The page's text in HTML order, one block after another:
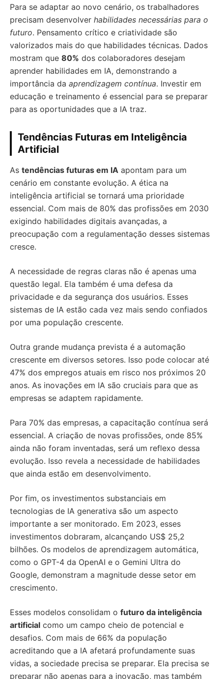
Para se adaptar ao novo cenário, os trabalhadores
precisam desenvolver habilidades necessárias para o
futuro. Pensamento crítico e criatividade são
valorizados mais do que habilidades técnicas. Dados
mostram que 80% dos colaboradores desejam
aprender habilidades em IA, demonstrando a
importância da aprendizagem contínua. Investir em
educação e treinamento é essencial para se preparar
para as oportunidades que a IA traz.
Tendências Futuras em Inteligência
Artificial
As tendências futuras em IA apontam para um
cenário em constante evolução. A ética na
inteligência artificial se tornará uma prioridade
essencial. Com mais de 80% das profissões em 2030
exigindo habilidades digitais avançadas, a
preocupação com a regulamentação desses sistemas
cresce.
A necessidade de regras claras não é apenas uma
questão legal. Ela também é uma defesa da
privacidade e da segurança dos usuários. Esses
sistemas de IA estão cada vez mais sendo confiados
por uma população crescente.
Outra grande mudança prevista é a automação
crescente em diversos setores. Isso pode colocar até
47% dos empregos atuais em risco nos próximos 20
anos. As inovações em IA são cruciais para que as
empresas se adaptem rapidamente.
Para 70% das empresas, a capacitação contínua será
essencial. A criação de novas profissões, onde 85%
ainda não foram inventadas, será um reflexo dessa
evolução. Isso revela a necessidade de habilidades
que ainda estão em desenvolvimento.
Por fim, os investimentos substanciais em
tecnologias de IA generativa são um aspecto
importante a ser monitorado. Em 2023, esses
investimentos dobraram, alcançando US$ 25,2
bilhões. Os modelos de aprendizagem automática,
como o GPT-4 da OpenAI e o Gemini Ultra do
Google, demonstram a magnitude desse setor em
crescimento.
Esses modelos consolidam o futuro da inteligência
artificial como um campo cheio de potencial e
desafios. Com mais de 66% da população
acreditando que a IA afetará profundamente suas
vidas, a sociedade precisa se preparar. Ela precisa se
preparar não apenas para a inovação, mas também